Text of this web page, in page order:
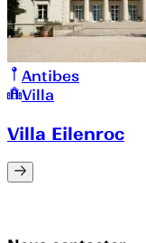
Antibes
Villa
Villa Eilenroc